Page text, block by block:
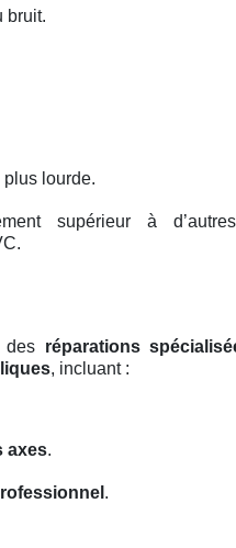
bruit.
lourde.
supérieur à
des réparations
, incluant :
axes.
.